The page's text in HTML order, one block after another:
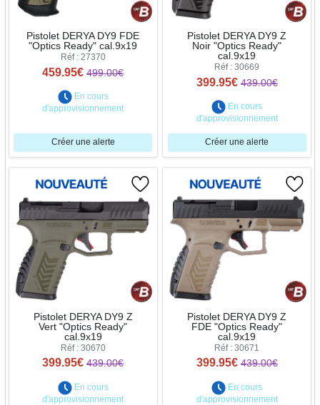
Pistolet DERYA DY9 FDE
"Optics Ready" cal.9x19
Réf : 27370
459.95€ 499.00€
En cours
d'approvisionnement
Créer une alerte
Pistolet DERYA DY9 Z
Noir "Optics Ready"
cal.9x19
Réf : 30669
399.95€ 439.00€
En cours
d'approvisionnement
Créer une alerte
Pistolet DERYA DY9 Z
Vert "Optics Ready"
cal.9x19
Réf : 30670
399.95€ 439.00€
En cours
d'approvisionnement
Pistolet DERYA DY9 Z
FDE "Optics Ready"
cal.9x19
Réf : 30671
399.95€ 439.00€
En cours
d'approvisionnement